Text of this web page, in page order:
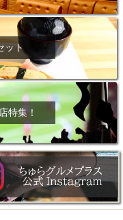
ット
特集！